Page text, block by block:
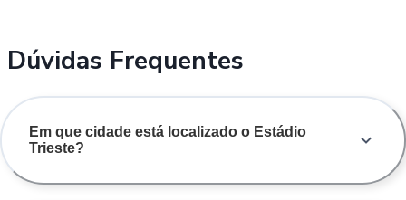
Dúvidas Frequentes
Em que cidade está localizado o Estádio
Trieste?